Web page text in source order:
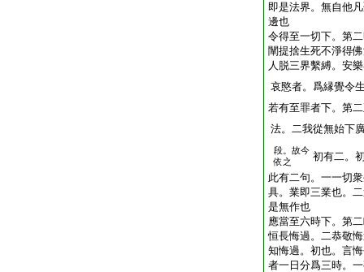
即是法界。無自他
邊也
令得至一切下。第
闡提捨生死不淨得
人脱三界繫縛。安
哀愍者。爲縁覺令
若有至罪者下。第
法。二我從無始下
段。故今
依之
初有二。
此有二句。一一切
具。業即三業也。
是無作也
應當至六時下。第
恒長悔過。二恭敬
知悔過。初也。言
者一日分爲三時。